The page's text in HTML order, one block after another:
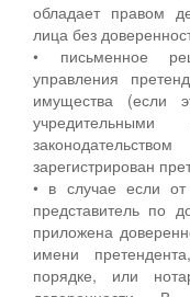
обладает правом
лица без
• письменное
управления
имущества (если
зарегистрирован
• в случае если от
представитель по
приложена
имени
порядке, или